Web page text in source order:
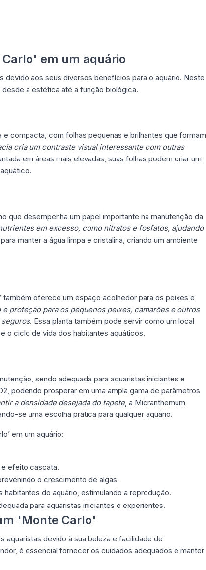
em um aquário
devido aos seus diversos benefícios para o aquário. Neste
a estética até a função biológica.
e compacta, com folhas pequenas e brilhantes que formam
cria um contraste visual interessante com outras
em áreas mais elevadas, suas folhas podem criar um
que desempenha um papel importante na manutenção da
em excesso, como nitratos e fosfatos, ajudando
manter a água limpa e cristalina, criando um ambiente
também oferece um espaço acolhedor para os peixes e
proteção para os pequenos peixes, camarões e outros
. Essa planta também pode servir como um local
o ciclo de vida dos habitantes aquáticos.
sendo adequada para aquaristas iniciantes e
podendo prosperar em uma ampla gama de parâmetros
a densidade desejada do tapete, a Micranthemum
se uma escolha prática para qualquer aquário.
em um aquário:
e efeito cascata.
o crescimento de algas.
do aquário, estimulando a reprodução.
para aquaristas iniciantes e experientes.
'Monte Carlo'
aquaristas devido à sua beleza e facilidade de
é essencial fornecer os cuidados adequados e manter